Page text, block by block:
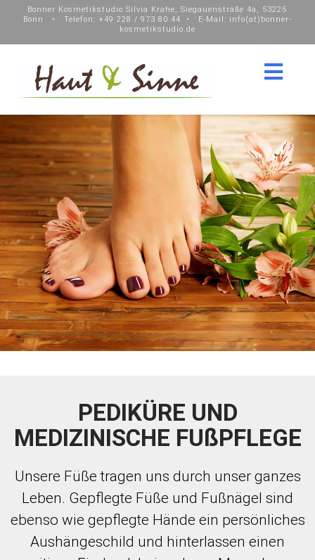
Bonner Kosmetikstudio Silvia Krahe, Siegauenstraße 4a, 53225
Bonn • Telefon: +49 228 / 973 80 44 • E-Mail: info(at)bonner-
kosmetikstudio.de
PEDIKÜRE UND
MEDIZINISCHE FUßPFLEGE
Unsere Füße tragen uns durch unser ganzes
Leben. Gepflegte Füße und Fußnägel sind
ebenso wie gepflegte Hände ein persönliches
Aushängeschild und hinterlassen einen